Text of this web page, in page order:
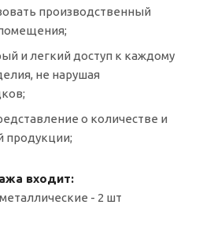
производственный
и легкий доступ к каждому
не нарушая
о количестве и
продукции;
входит:
- 2 шт